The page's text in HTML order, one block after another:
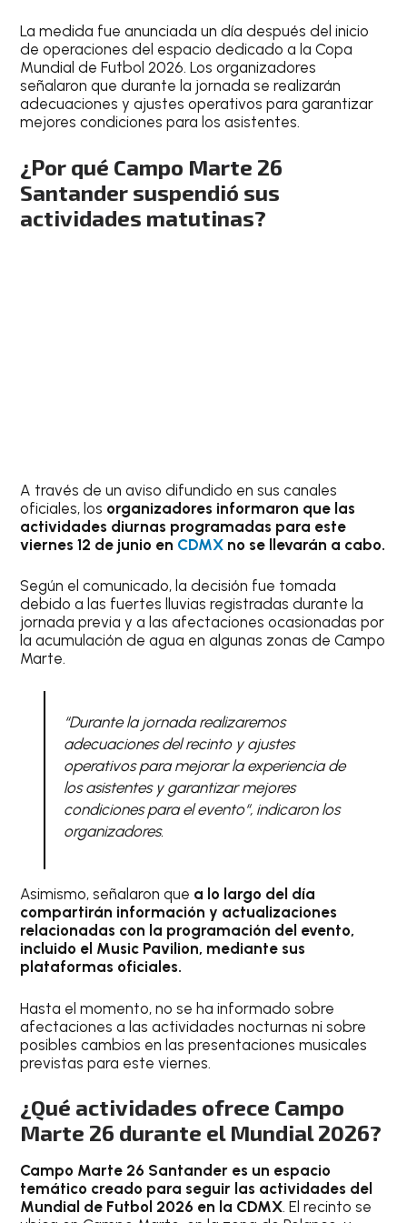
La medida fue anunciada un día después del inicio
de operaciones del espacio dedicado a la Copa
Mundial de Futbol 2026. Los organizadores
señalaron que durante la jornada se realizarán
adecuaciones y ajustes operativos para garantizar
mejores condiciones para los asistentes.
¿Por qué Campo Marte 26
Santander suspendió sus
actividades matutinas?
A través de un aviso difundido en sus canales
oficiales, los organizadores informaron que las
actividades diurnas programadas para este
viernes 12 de junio en CDMX no se llevarán a cabo.
Según el comunicado, la decisión fue tomada
debido a las fuertes lluvias registradas durante la
jornada previa y a las afectaciones ocasionadas por
la acumulación de agua en algunas zonas de Campo
Marte.
“Durante la jornada realizaremos
adecuaciones del recinto y ajustes
operativos para mejorar la experiencia de
los asistentes y garantizar mejores
condiciones para el evento“, indicaron los
organizadores.
Asimismo, señalaron que a lo largo del día
compartirán información y actualizaciones
relacionadas con la programación del evento,
incluido el Music Pavilion, mediante sus
plataformas oficiales.
Hasta el momento, no se ha informado sobre
afectaciones a las actividades nocturnas ni sobre
posibles cambios en las presentaciones musicales
previstas para este viernes.
¿Qué actividades ofrece Campo
Marte 26 durante el Mundial 2026?
Campo Marte 26 Santander es un espacio
temático creado para seguir las actividades del
Mundial de Futbol 2026 en la CDMX. El recinto se